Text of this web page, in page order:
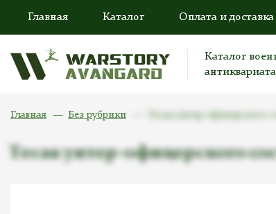
Главная Каталог Оплата и доставка
Каталог
антиквариата
Главная Без рубрики
Тесак унтер-офицерского